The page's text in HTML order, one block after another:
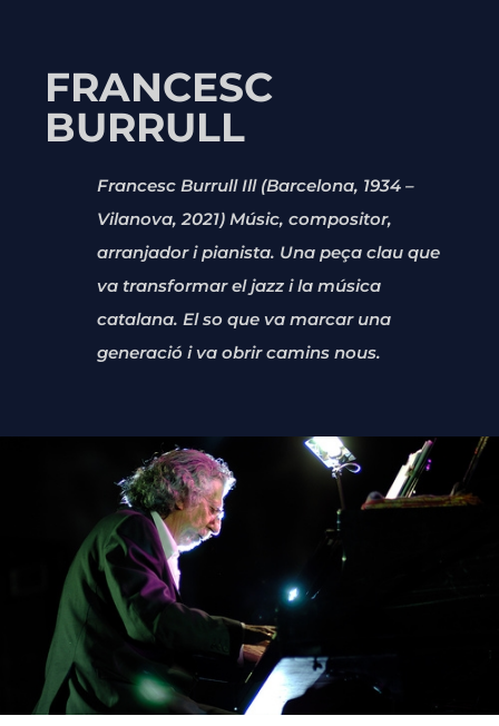
FRANCESC
BURRULL
Francesc Burrull Ill (Barcelona, 1934 –
Vilanova, 2021) Músic, compositor,
arranjador i pianista. Una peça clau que
va transformar el jazz i la música
catalana. El so que va marcar una
generació i va obrir camins nous.